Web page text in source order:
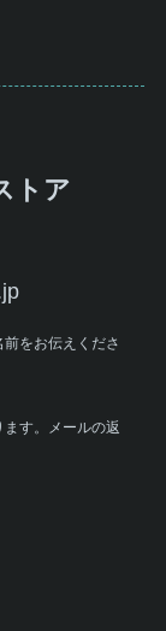
トア
をお伝えくださ
す。メールの返